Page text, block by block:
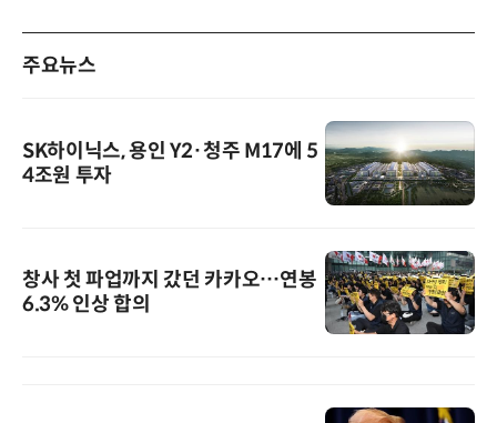
주요뉴스
SK하이닉스, 용인 Y2·청주 M17에 5
4조원 투자
창사 첫 파업까지 갔던 카카오…연봉
6.3% 인상 합의